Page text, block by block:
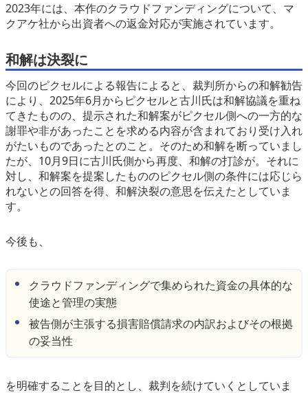
2023年には、本作のクラウドファンディングについて、マ
クアケ社から出資者への返金対応が実施されています。
和解は決裂に
今回のピクセルによる報告によると、裁判所からの和解勧告
により、2025年6月からピクセルと古川氏は和解協議を重ね
てきたものの、提示された和解案がピクセル側への一方的な
謝罪や非があったことを求める内容が含まれており受け入れ
がたいものであったとのこと。そのため和解を断っていまし
たが、10月9日に古川氏側から再度、和解の打診が。それに
対し、和解案を提案したもののピクセル側の条件には応じら
れないとの回答を得、和解決裂の意思を伝えたとしていま
す。
今後も、
クラウドファンディングで集められた資金の具体的な
使途と管理の実態
被告側が主張する損害賠償請求の内訳およびその根拠
の妥当性
を明確することを目的とし、裁判を続けていくとしていま